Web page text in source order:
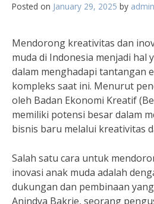
Posted on January 29, 2025 by
Mendorong kreativitas dan
muda di Indonesia menjadi hal
dalam menghadapi tantangan
kompleks saat ini. Menurut
oleh Badan Ekonomi Kreatif
memiliki potensi besar dalam
bisnis baru melalui kreativitas
Salah satu cara untuk
inovasi anak muda adalah
dukungan dan pembinaan
Anindya Bakrie, seorang